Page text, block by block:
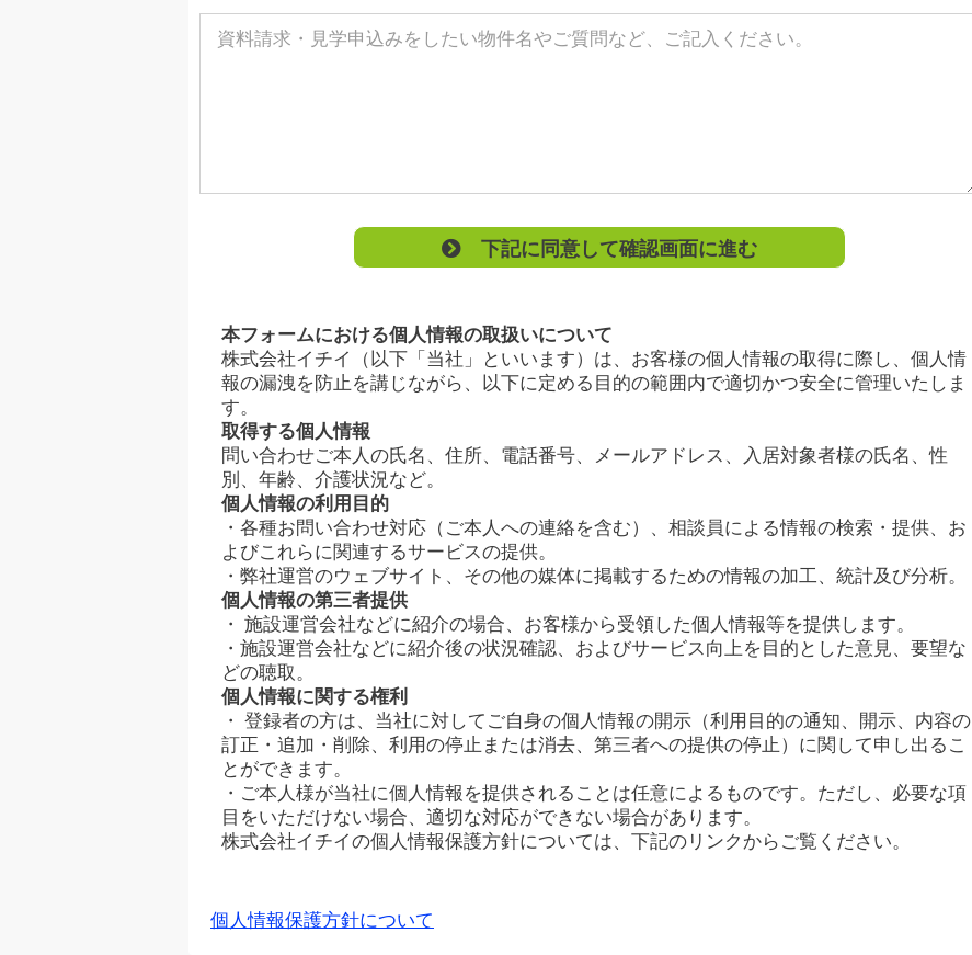
下記に同意して確認画面に進む
本フォームにおける個人情報の取扱いについて
株式会社イチイ（以下「当社」といいます）は、お客様の個人情報の取得に際し、個人情
報の漏洩を防止を講じながら、以下に定める目的の範囲内で適切かつ安全に管理いたしま
す。
取得する個人情報
問い合わせご本人の氏名、住所、電話番号、メールアドレス、入居対象者様の氏名、性
別、年齢、介護状況など。
個人情報の利用目的
・各種お問い合わせ対応（ご本人への連絡を含む）、相談員による情報の検索・提供、お
よびこれらに関連するサービスの提供。
・弊社運営のウェブサイト、その他の媒体に掲載するための情報の加工、統計及び分析。
個人情報の第三者提供
・ 施設運営会社などに紹介の場合、お客様から受領した個人情報等を提供します。
・施設運営会社などに紹介後の状況確認、およびサービス向上を目的とした意見、要望な
どの聴取。
個人情報に関する権利
・ 登録者の方は、当社に対してご自身の個人情報の開示（利用目的の通知、開示、内容の
訂正・追加・削除、利用の停止または消去、第三者への提供の停止）に関して申し出るこ
とができます。
・ご本人様が当社に個人情報を提供されることは任意によるものです。ただし、必要な項
目をいただけない場合、適切な対応ができない場合があります。
株式会社イチイの個人情報保護方針については、下記のリンクからご覧ください。
個人情報保護方針について